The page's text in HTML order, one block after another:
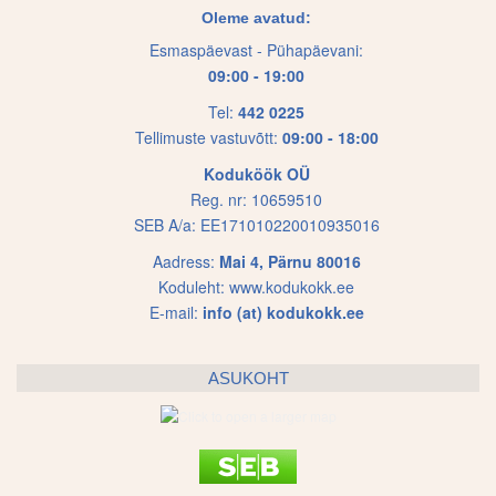
may
be
chosen
on
the
product
page
Oleme avatud:
Esmaspäevast - Pühapäevani:
09:00 - 19:00
Tel: 442 0225
Tellimuste vastuvõtt: 09:00 - 18:00
Koduköök OÜ
Reg. nr: 10659510
SEB A/a: EE171010220010935016
Aadress: Mai 4, Pärnu 80016
Koduleht: www.kodukokk.ee
E-mail: info (at) kodukokk.ee
ASUKOHT